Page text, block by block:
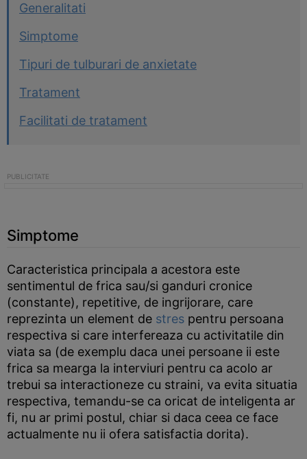
Generalitati
Simptome
Tipuri de tulburari de anxietate
Tratament
Facilitati de tratament
Simptome
Caracteristica principala a acestora este
sentimentul de frica sau/si ganduri cronice
(constante), repetitive, de ingrijorare, care
reprezinta un element de stres pentru persoana
respectiva si care interfereaza cu activitatile din
viata sa (de exemplu daca unei persoane ii este
frica sa mearga la interviuri pentru ca acolo ar
trebui sa interactioneze cu straini, va evita situatia
respectiva, temandu-se ca oricat de inteligenta ar
fi, nu ar primi postul, chiar si daca ceea ce face
actualmente nu ii ofera satisfactia dorita).